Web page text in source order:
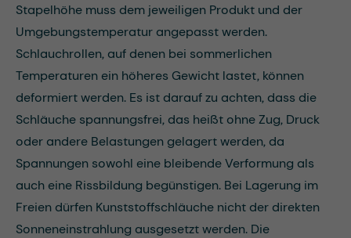
Stapelhöhe muss dem jeweiligen Produkt und der
Umgebungstemperatur angepasst werden.
Schlauchrollen, auf denen bei sommerlichen
Temperaturen ein höheres Gewicht lastet, können
deformiert werden. Es ist darauf zu achten, dass die
Schläuche spannungsfrei, das heißt ohne Zug, Druck
oder andere Belastungen gelagert werden, da
Spannungen sowohl eine bleibende Verformung als
auch eine Rissbildung begünstigen. Bei Lagerung im
Freien dürfen Kunststoffschläuche nicht der direkten
Sonneneinstrahlung ausgesetzt werden. Die